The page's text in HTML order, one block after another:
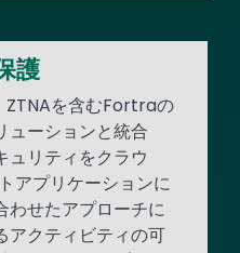
護
ZTNAを含むFortraの
ューションと統合
ュリティをクラウ
アプリケーションに
わせたアプローチに
アクティビティの可